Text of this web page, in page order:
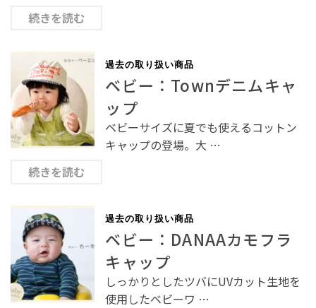
続きを読む
過去の取り扱い商品
ベビー：Townデニムキャ
ップ
ベビーサイズに夏でも使えるコットン
キャップの登場。大 …
続きを読む
過去の取り扱い商品
ベビー：DANAAカモフラ
キャップ
しっかりとしたツバにUVカット生地を
使用したベビーワ …